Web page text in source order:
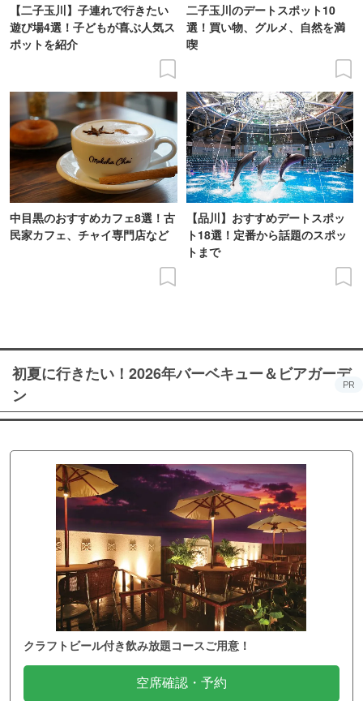
【二子玉川】子連れで行きたい
遊び場4選！子どもが喜ぶ人気ス
ポットを紹介
二子玉川のデートスポット10
選！買い物、グルメ、自然を満
喫
中目黒のおすすめカフェ8選！古
民家カフェ、チャイ専門店など
【品川】おすすめデートスポッ
ト18選！定番から話題のスポッ
トまで
初夏に行きたい！2026年バーベキュー＆ビアガーデ
ン
PR
クラフトビール付き飲み放題コースご用意！
空席確認・予約